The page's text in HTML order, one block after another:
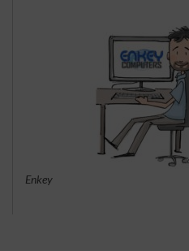
Enkey